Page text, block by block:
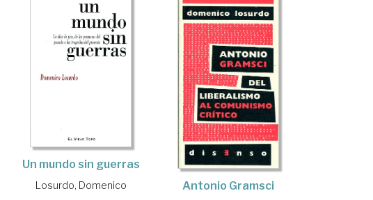
Un mundo sin guerras
Losurdo, Domenico Antonio Gramsci